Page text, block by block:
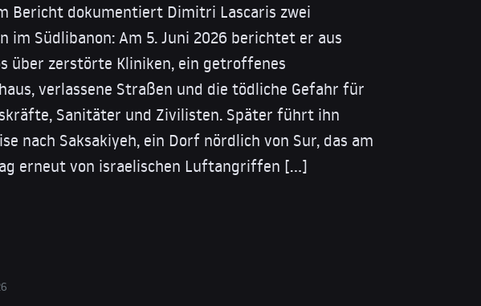
Bericht dokumentiert Dimitri Lascaris zwei
im Südlibanon: Am 5. Juni 2026 berichtet er aus
über zerstörte Kliniken, ein getroffenes
verlassene Straßen und die tödliche Gefahr für
Sanitäter und Zivilisten. Später führt ihn
nach Saksakiyeh, ein Dorf nördlich von Sur, das am
erneut von israelischen Luftangriffen […]